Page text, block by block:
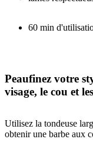
60 min
Peaufinez votre
visage, le cou et
Utilisez la tondeuse
obtenir une barbe aux